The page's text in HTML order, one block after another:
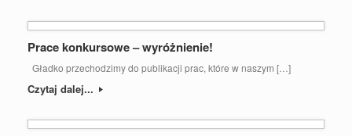
Prace konkursowe – wyróżnienie!
Gładko przechodzimy do publikacji prac, które w naszym […]
Czytaj dalej...